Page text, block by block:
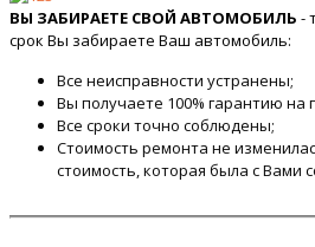
ВЫ ЗАБИРАЕТЕ СВОЙ АВТОМОБИЛЬ -
срок Вы забираете Ваш автомобиль:
Все неисправности устранены;
Вы получаете 100% гарантию
Все сроки точно соблюдены;
Стоимость ремонта не
стоимость, которая была с Вами